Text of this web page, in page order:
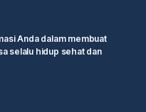
Anda dalam membuat
selalu hidup sehat dan